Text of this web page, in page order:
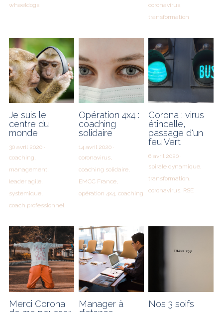
wheeldogs
coronavirus,
transformation
Je suis le
centre du
monde
30 avril 2020·
coaching,
management,
leader agile,
systemique,
coach professionnel
Opération 4x4 :
coaching
solidaire
14 avril 2020·
coronavirus,
coaching solidaire,
EMCC France,
opération 4x4, coaching
Corona : virus
étincelle,
passage d'un
feu Vert
6 avril 2020·
spirale dynamique,
transformation,
coronavirus, RSE
Merci Corona
Manager à
Nos 3 soifs